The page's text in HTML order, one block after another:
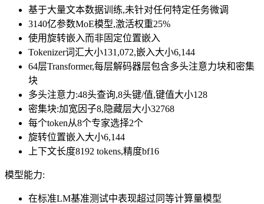
基于大量文本数据训练,未针对任何特定任务微调
3140亿参数MoE模型,激活权重25%
使用旋转嵌入而非固定位置嵌入
Tokenizer词汇大小131,072,嵌入大小6,144
64层Transformer,每层解码器层包含多头注意力块和密集
块
多头注意力:48头查询,8头键/值,键值大小128
密集块:加宽因子8,隐藏层大小32768
每个token从8个专家选择2个
旋转位置嵌入大小6,144
上下文长度8192 tokens,精度bf16
模型能力:
在标准LM基准测试中表现超过同等计算量模型